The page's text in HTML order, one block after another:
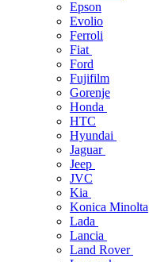
Epson
Evolio
Ferroli
Fiat
Ford
Fujifilm
Gorenje
Honda
HTC
Hyundai
Jaguar
Jeep
JVC
Kia
Konica Minolta
Lada
Lancia
Land Rover